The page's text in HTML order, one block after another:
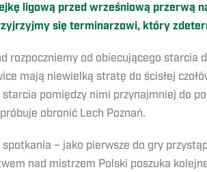
ligową przed wrześniową przerwą
się terminarzowi, który
rozpoczniemy od obiecującego starcia
mają niewielką stratę do ścisłej
pomiędzy nimi przynajmniej do
obronić Lech Poznań.
– jako pierwsze do gry
nad mistrzem Polski poszuka